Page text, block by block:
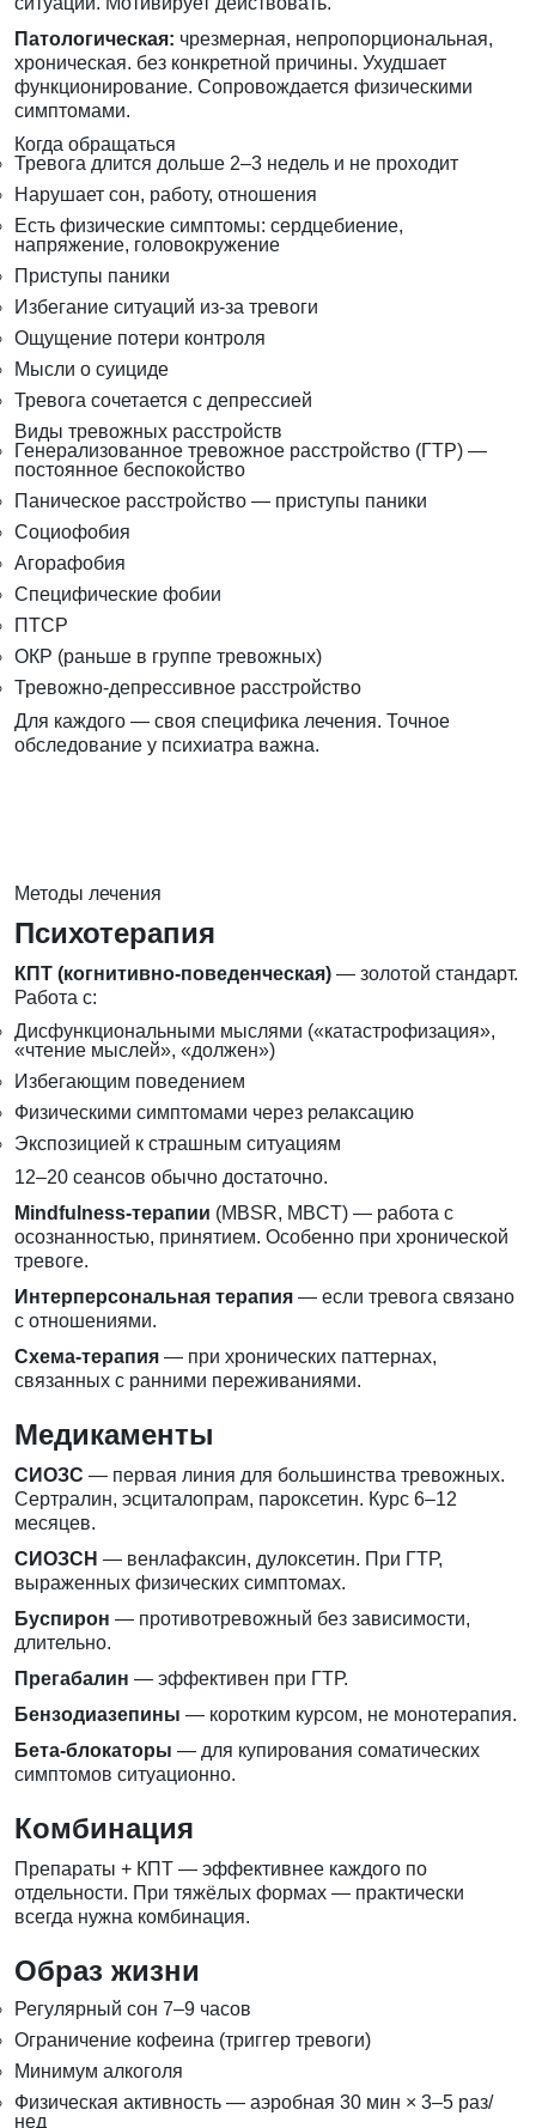
Патологическая: чрезмерная, непропорциональная,
хроническая. без конкретной причины. Ухудшает
функционирование. Сопровождается физическими
симптомами.
Когда обращаться
Тревога длится дольше 2–3 недель и не проходит
Нарушает сон, работу, отношения
Есть физические симптомы: сердцебиение,
напряжение, головокружение
Приступы паники
Избегание ситуаций из-за тревоги
Ощущение потери контроля
Мысли о суициде
Тревога сочетается с депрессией
Виды тревожных расстройств
Генерализованное тревожное расстройство (ГТР) —
постоянное беспокойство
Паническое расстройство — приступы паники
Социофобия
Агорафобия
Специфические фобии
ПТСР
ОКР (раньше в группе тревожных)
Тревожно-депрессивное расстройство
Для каждого — своя специфика лечения. Точное
обследование у психиатра важна.
Методы лечения
Психотерапия
КПТ (когнитивно-поведенческая) — золотой стандарт.
Работа с:
Дисфункциональными мыслями («катастрофизация»,
«чтение мыслей», «должен»)
Избегающим поведением
Физическими симптомами через релаксацию
Экспозицией к страшным ситуациям
12–20 сеансов обычно достаточно.
Mindfulness-терапии (MBSR, MBCT) — работа с
осознанностью, принятием. Особенно при хронической
тревоге.
Интерперсональная терапия — если тревога связано
с отношениями.
Схема-терапия — при хронических паттернах,
связанных с ранними переживаниями.
Медикаменты
СИОЗС — первая линия для большинства тревожных.
Сертралин, эсциталопрам, пароксетин. Курс 6–12
месяцев.
СИОЗСН — венлафаксин, дулоксетин. При ГТР,
выраженных физических симптомах.
Буспирон — противотревожный без зависимости,
длительно.
Прегабалин — эффективен при ГТР.
Бензодиазепины — коротким курсом, не монотерапия.
Бета-блокаторы — для купирования соматических
симптомов ситуационно.
Комбинация
Препараты + КПТ — эффективнее каждого по
отдельности. При тяжёлых формах — практически
всегда нужна комбинация.
Образ жизни
Регулярный сон 7–9 часов
Ограничение кофеина (триггер тревоги)
Минимум алкоголя
Физическая активность — аэробная 30 мин × 3–5 раз/
нед